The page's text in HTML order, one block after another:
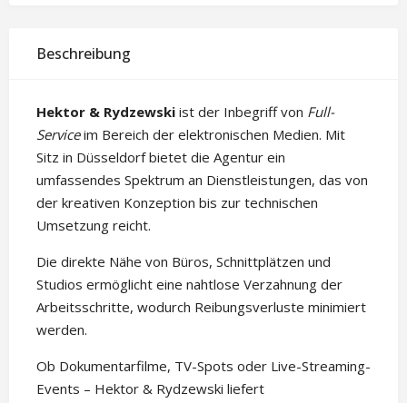
Beschreibung
Hektor & Rydzewski ist der Inbegriff von Full-
Serviceim Bereich der elektronischen Medien. Mit
Sitz in Düsseldorf bietet die Agentur ein
umfassendes Spektrum an Dienstleistungen, das von
der kreativen Konzeption bis zur technischen
Umsetzung reicht.
Die direkte Nähe von Büros, Schnittplätzen und
Studios ermöglicht eine nahtlose Verzahnung der
Arbeitsschritte, wodurch Reibungsverluste minimiert
werden.
Ob Dokumentarfilme, TV-Spots oder Live-Streaming-
Events – Hektor & Rydzewski liefert